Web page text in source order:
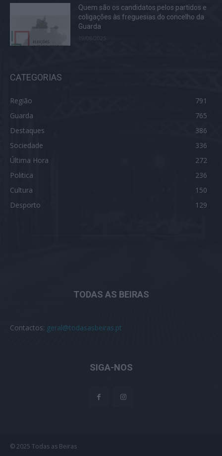
Quem são os candidatos pelos partidos e
coligações às freguesias do concelho da
Guarda
19/08/2025
CATEGORIAS
Região
791
Guarda
765
Destaques
386
Sociedade
336
Última Hora
272
Politica
236
Cultura
150
Desporto
129
TODAS AS BEIRAS
Contactos: geral@todasasbeiras.pt
SIGA-NOS
© 2025 Todas as Beiras